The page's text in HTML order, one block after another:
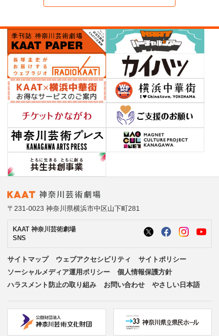
〒231-0023 神奈川県横浜市中区山下町281
KAAT 神奈川芸術劇場
SNS
サイトマップ ウェブアクセシビリティ
サイトポリシー
ソーシャルメディア運用ポリシー
個人情報保護方針
ハラスメント防止の取り組み
お問い合わせ やさしい日本語